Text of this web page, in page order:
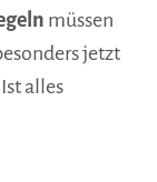
müssen
jetzt
alles